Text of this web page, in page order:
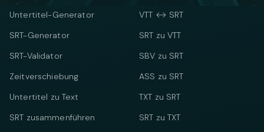
Untertitel-Generator
SRT-Generator
SRT-Validator
Zeitverschiebung
Untertitel zu Text
SRT zusammenführen
VTT ↔ SRT
SRT zu VTT
SBV zu SRT
ASS zu SRT
TXT zu SRT
SRT zu TXT